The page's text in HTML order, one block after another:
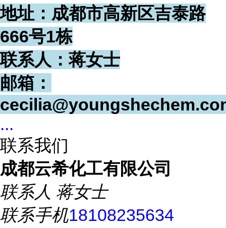
地址：成都市高新区吉泰路
666号1栋
联系人：蒋女士
邮箱：
...
联系我们
成都云希化工有限公司
联系人 蒋女士
联系手机18108235634